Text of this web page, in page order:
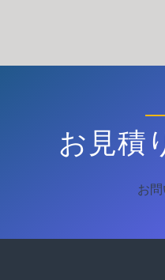
お見積
お